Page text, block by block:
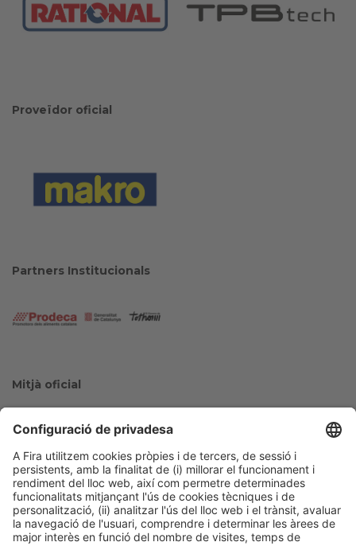
Proveïdor oficial
Partners Institucionals
Mitjà oficial